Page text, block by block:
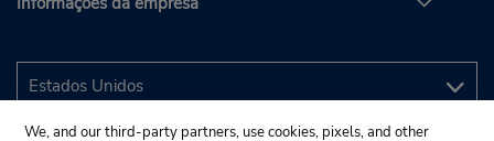
We, and our third-party partners, use cookies, pixels, and other